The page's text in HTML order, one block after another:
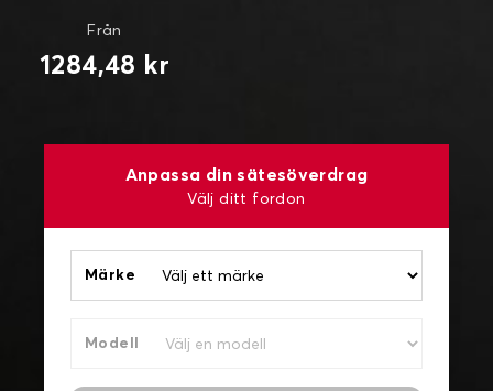
Från
1284,48 kr
Anpassa din sätesöverdrag
Välj ditt fordon
Märke
Modell